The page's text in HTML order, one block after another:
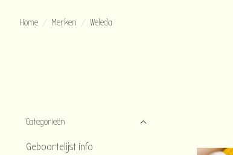
Home / Merken / Weleda
Categorieën
Geboortelijst info